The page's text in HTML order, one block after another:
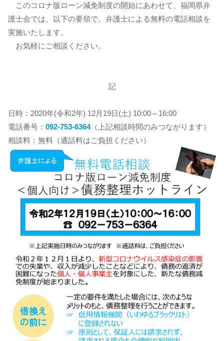
このコロナ版ローン減免制度の開始にあわせて、福岡県弁
護士会では、以下の要領で、弁護士による無料の電話相談を
実施いたします。
お気軽にご相談ください。
記
日時：2020年(令和2年) 12月19日(土) 10:00～16:00
電話番号： 092-753-6364（上記相談時間のみつながります）
相談料：無料（通話料はご負担ください）